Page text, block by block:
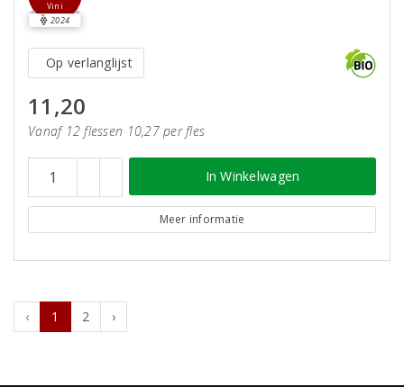
Vini
2024
Op verlanglijst
11,20
Vanaf 12 flessen 10,27 per fles
In Winkelwagen
Meer informatie
‹ 1 2 ›